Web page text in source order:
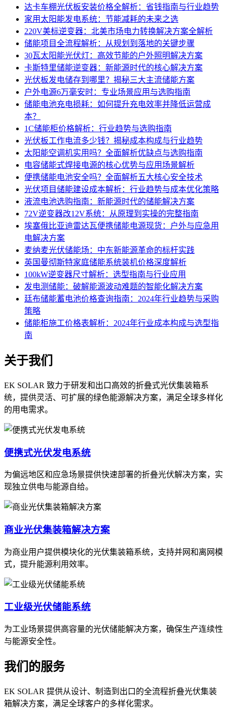
达卡车棚光伏板安装价格全解析：省钱指南与行业趋势
家用太阳能发电系统：节能减耗的未来之选
220V美标逆变器：北美市场电力转换解决方案全解析
储能项目全流程解析：从规划到落地的关键步骤
30瓦太阳能光伏灯：高效节能的户外照明解决方案
卡斯特里储能逆变器：新能源时代的核心解决方案
光伏板发电储存到哪里？揭秘三大主流储能方案
户外电源6万毫安时：专业场景应用与选购指南
储能电池充电损耗：如何提升充电效率并降低运营成
本？
1C储能柜价格解析：行业趋势与选购指南
光伏板工作电流多少钱？揭秘成本构成与行业趋势
太阳能空调机实用吗？全面解析优缺点与选购指南
电容储能式焊接电源的核心优势与应用场景解析
便携储能电池安全吗？全面解析五大核心安全技术
光伏项目储能建设成本解析：行业趋势与成本优化策略
液流电池选购指南：新能源时代的储能解决方案
72V逆变器改12V系统：从原理到实操的完整指南
埃塞俄比亚迪雷达瓦便携储能电源现货：户外与应急用
电解决方案
麦纳麦光伏储能场：中东新能源革命的标杆实践
英国曼彻斯特家庭储能系统装机价格深度解析
100kW逆变器尺寸解析：选型指南与行业应用
发电测储能：破解能源波动难题的智能化解决方案
廷布储能蓄电池价格查询指南：2024年行业趋势与采购
策略
储能柜施工价格表解析：2024年行业成本构成与选型指
南
关于我们
EK SOLAR 致力于研发和出口高效的折叠式光伏集装箱系
统，提供灵活、可扩展的绿色能源解决方案，满足全球多样化
的用电需求。
便携式光伏发电系统
为偏远地区和应急场景提供快速部署的折叠光伏解决方案，实
现独立供电与能源自给。
商业光伏集装箱解决方案
为商业用户提供模块化的光伏集装箱系统，支持并网和离网模
式，提升能源利用效率。
工业级光伏储能系统
为工业场景提供高容量的光伏储能解决方案，确保生产连续性
与能源安全性。
我们的服务
EK SOLAR 提供从设计、制造到出口的全流程折叠光伏集装
箱解决方案，满足全球客户的多样化需求。